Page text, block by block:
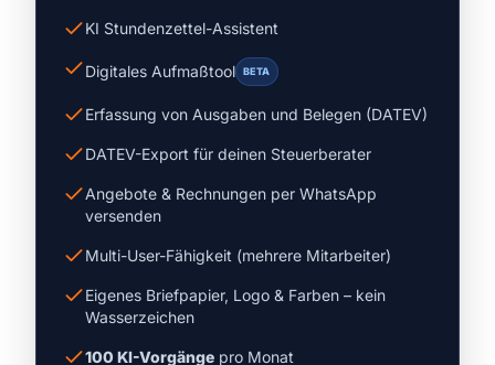
KI Stundenzettel-Assistent
Digitales Aufmaßtool BETA
Erfassung von Ausgaben und Belegen (DATEV)
DATEV-Export für deinen Steuerberater
Angebote & Rechnungen per WhatsApp
versenden
Multi-User-Fähigkeit (mehrere Mitarbeiter)
Eigenes Briefpapier, Logo & Farben – kein
Wasserzeichen
100 KI-Vorgänge pro Monat